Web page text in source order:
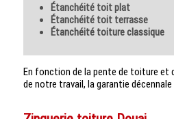
Étanchéité toit plat
Étanchéité toit terrasse
Étanchéité toiture classique
En fonction de la pente de toiture et
de notre travail, la garantie